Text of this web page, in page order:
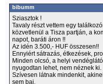
bibumm
Sziasztok !
Tavaly részt vettem egy
közvetlenül a Tisza partján, a
napot, baráti áron !!
Az idén 3.500,- HUF összesen!!
Ennyiért sátrazás, étkezések,
Minden olcsó, a helyi
nyugodtan lehet, nem néznek ki.
Szívesen látnak mindenkit,
sem baj.